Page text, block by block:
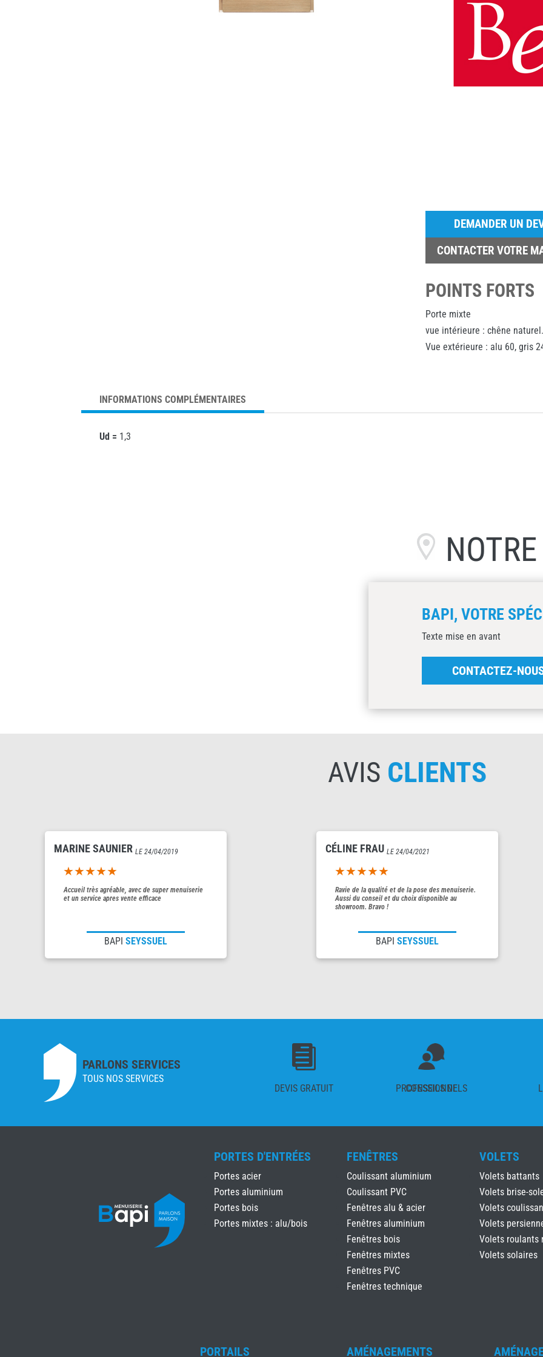
DEMANDER UN
CONTACTER VOTRE
POINTS FORTS
Porte mixte
vue intérieure : chêne naturel.
Vue extérieure : alu 60, gris
INFORMATIONS COMPLÉMENTAIRES
Ud = 1,3
NOTRE
BAPI, VOTRE
Texte mise en avant
CONTACTEZ-
AVIS CLIENTS
MARINE SAUNIER LE 24/04/2019
5out of 5
Accueil très agréable, avec de super menuiserie
et un service apres vente efficace
BAPI SEYSSUEL
CÉLINE FRAU LE 24/04/2021
5out of 5
Ravie de la qualité et de la pose des menuiserie.
Aussi du conseil et du choix disponible au
showroom. Bravo !
BAPI SEYSSUEL
PARLONS SERVICES
TOUS NOS SERVICES

DEVIS GRATUIT CONSEILS DE PROFESSIONNELS
PORTES D'ENTRÉES
Portes acier
Portes aluminium
Portes bois
Portes mixtes : alu/bois
FENÊTRES
Coulissant aluminium
Coulissant PVC
Fenêtres alu & acier
Fenêtres aluminium
Fenêtres bois
Fenêtres mixtes
Fenêtres PVC
Fenêtres technique
VOLETS
Volets battants
Volets brise-
Volets
Volets
Volets roulants
Volets solaires
PORTAILS
AMÉNAGEMENTS